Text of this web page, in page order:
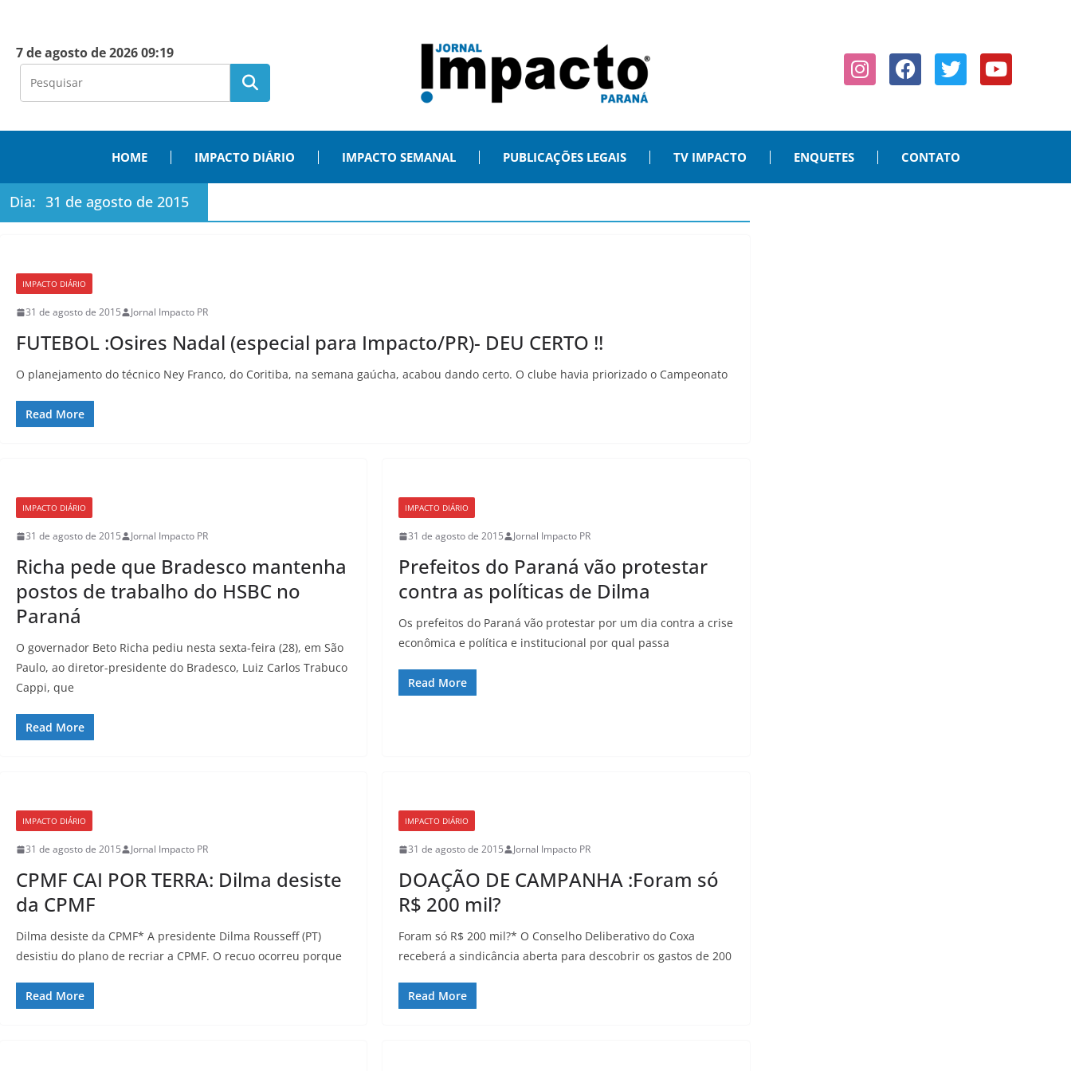
7 de agosto de 2026 09:19
HOME IMPACTO DIÁRIO IMPACTO SEMANAL PUBLICAÇÕES LEGAIS TV IMPACTO ENQUETES CONTATO
Dia: 31 de agosto de 2015
IMPACTO DIÁRIO
31 de agosto de 2015 Jornal Impacto PR
FUTEBOL :Osires Nadal (especial para Impacto/PR)- DEU CERTO !!
O planejamento do técnico Ney Franco, do Coritiba, na semana gaúcha, acabou dando certo. O clube havia priorizado o Campeonato
Read More
IMPACTO DIÁRIO
31 de agosto de 2015 Jornal Impacto PR
Richa pede que Bradesco mantenha
postos de trabalho do HSBC no
Paraná
O governador Beto Richa pediu nesta sexta-feira (28), em São
Paulo, ao diretor-presidente do Bradesco, Luiz Carlos Trabuco
Cappi, que
Read More
IMPACTO DIÁRIO
31 de agosto de 2015 Jornal Impacto PR
Prefeitos do Paraná vão protestar
contra as políticas de Dilma
Os prefeitos do Paraná vão protestar por um dia contra a crise
econômica e política e institucional por qual passa
Read More
IMPACTO DIÁRIO
31 de agosto de 2015 Jornal Impacto PR
CPMF CAI POR TERRA: Dilma desiste
da CPMF
Dilma desiste da CPMF* A presidente Dilma Rousseff (PT)
desistiu do plano de recriar a CPMF. O recuo ocorreu porque
Read More
IMPACTO DIÁRIO
31 de agosto de 2015 Jornal Impacto PR
DOAÇÃO DE CAMPANHA :Foram só
R$ 200 mil?
Foram só R$ 200 mil?* O Conselho Deliberativo do Coxa
receberá a sindicância aberta para descobrir os gastos de 200
Read More